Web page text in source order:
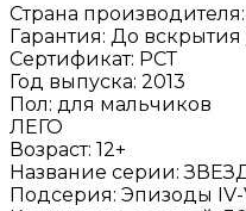
Страна производителя:
Гарантия: До вскрытия
Сертификат: РСТ
Год выпуска: 2013
Пол: для мальчиков
ЛЕГО
Возраст: 12+
Название серии:
Подсерия: Эпизоды IV-